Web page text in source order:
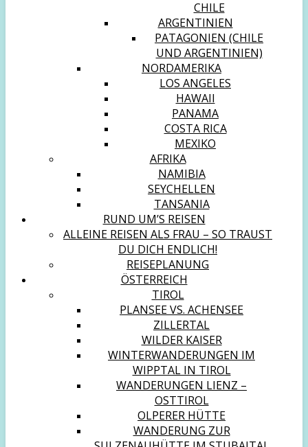
CHILE
ARGENTINIEN
PATAGONIEN (CHILE
UND ARGENTINIEN)
NORDAMERIKA
LOS ANGELES
HAWAII
PANAMA
COSTA RICA
MEXIKO
AFRIKA
NAMIBIA
SEYCHELLEN
TANSANIA
RUND UM’S REISEN
ALLEINE REISEN ALS FRAU – SO TRAUST
DU DICH ENDLICH!
REISEPLANUNG
ÖSTERREICH
TIROL
PLANSEE VS. ACHENSEE
ZILLERTAL
WILDER KAISER
WINTERWANDERUNGEN IM
WIPPTAL IN TIROL
WANDERUNGEN LIENZ –
OSTTIROL
OLPERER HÜTTE
WANDERUNG ZUR